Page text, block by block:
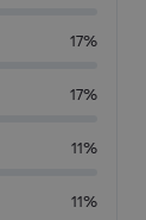
17%
17%
11%
11%